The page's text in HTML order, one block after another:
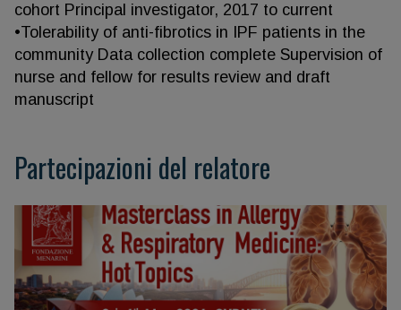
cohort Principal investigator, 2017 to current
•Tolerability of anti-fibrotics in IPF patients in the
community Data collection complete Supervision of
nurse and fellow for results review and draft
manuscript
Partecipazioni del relatore